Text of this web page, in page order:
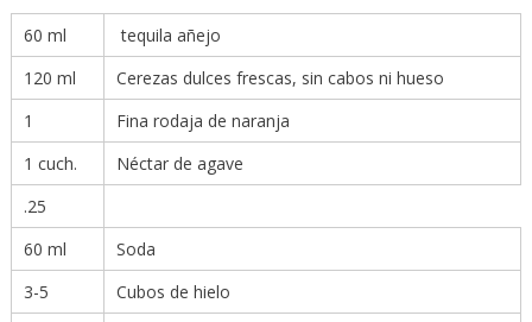
60 ml
tequila añejo
120 ml
Cerezas dulces frescas, sin cabos ni hueso
1
Fina rodaja de naranja
1 cuch.
Néctar de agave
.25
60 ml
Soda
3-5
Cubos de hielo